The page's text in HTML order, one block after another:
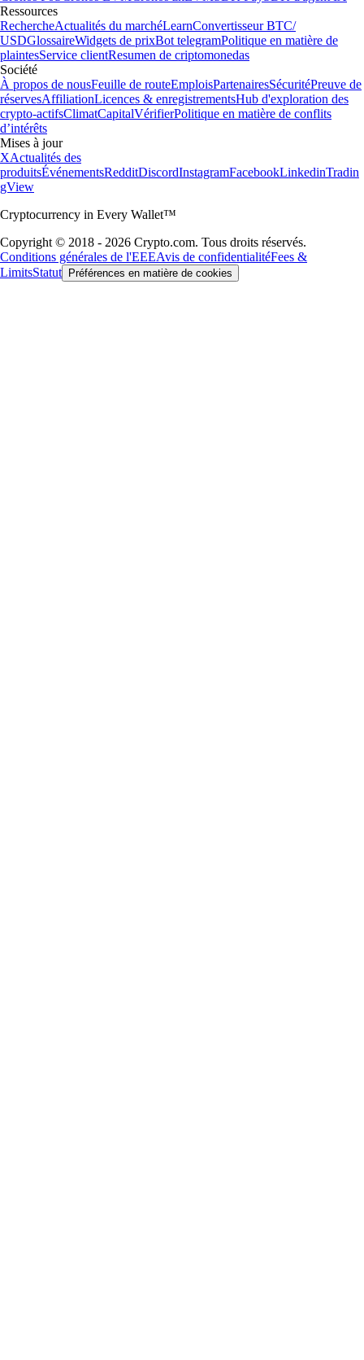
Ressources
RechercheActualités du marchéLearnConvertisseur BTC/
USDGlossaireWidgets de prixBot telegramPolitique en matière de
plaintesService clientResumen de criptomonedas
Société
À propos de nousFeuille de routeEmploisPartenairesSécuritéPreuve de
réservesAffiliationLicences & enregistrementsHub d'exploration des
crypto-actifsClimatCapitalVérifierPolitique en matière de conflits
d’intérêts
Mises à jour
XActualités des
produitsÉvénementsRedditDiscordInstagramFacebookLinkedinTradin
gView
Cryptocurrency in Every Wallet™
Copyright © 2018 - 2026 Crypto.com. Tous droits réservés.
Conditions générales de l'EEEAvis de confidentialitéFees &
LimitsStatut Préférences en matière de cookies